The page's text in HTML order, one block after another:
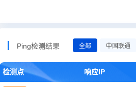
Ping检测结果 全部 中国联通
检测点 响应IP